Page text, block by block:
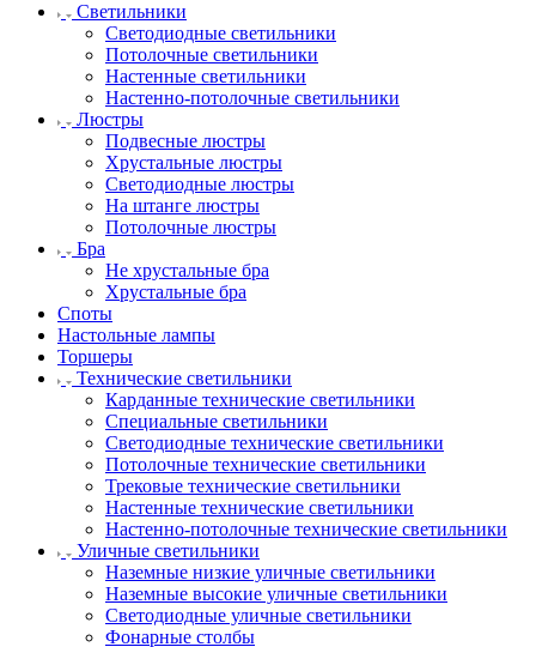
Светильники
Светодиодные светильники
Потолочные светильники
Настенные светильники
Настенно-потолочные светильники
Люстры
Подвесные люстры
Хрустальные люстры
Светодиодные люстры
На штанге люстры
Потолочные люстры
Бра
Не хрустальные бра
Хрустальные бра
Споты
Настольные лампы
Торшеры
Технические светильники
Карданные технические светильники
Специальные светильники
Светодиодные технические светильники
Потолочные технические светильники
Трековые технические светильники
Настенные технические светильники
Настенно-потолочные технические светильники
Уличные светильники
Наземные низкие уличные светильники
Наземные высокие уличные светильники
Светодиодные уличные светильники
Фонарные столбы